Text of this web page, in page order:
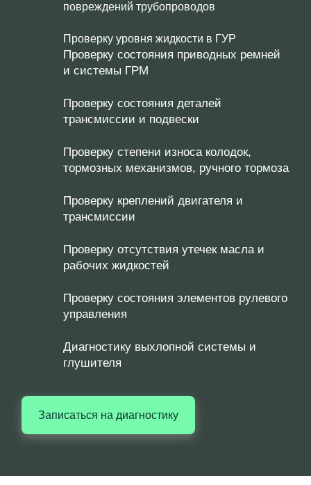
повреждений трубопроводов
Проверку уровня жидкости в ГУР
Проверку состояния приводных ремней
и системы ГРМ
Проверку состояния деталей
трансмиссии и подвески
Проверку степени износа колодок,
тормозных механизмов, ручного тормоза
Проверку креплений двигателя и
трансмиссии
Проверку отсутствия утечек масла и
рабочих жидкостей
Проверку состояния элементов рулевого
управления
Диагностику выхлопной системы и
глушителя
Записаться на диагностику